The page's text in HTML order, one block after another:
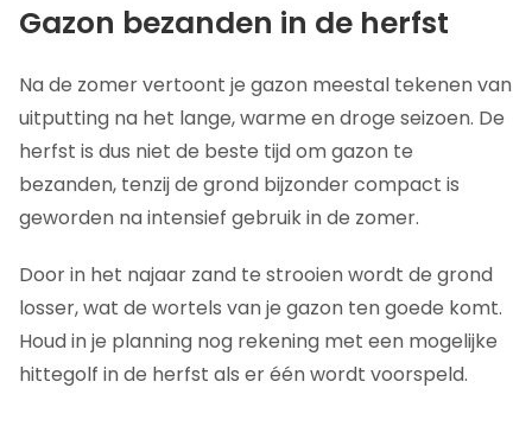
Gazon bezanden in de herfst
Na de zomer vertoont je gazon meestal tekenen van
uitputting na het lange, warme en droge seizoen. De
herfst is dus niet de beste tijd om gazon te
bezanden, tenzij de grond bijzonder compact is
geworden na intensief gebruik in de zomer.
Door in het najaar zand te strooien wordt de grond
losser, wat de wortels van je gazon ten goede komt.
Houd in je planning nog rekening met een mogelijke
hittegolf in de herfst als er één wordt voorspeld.